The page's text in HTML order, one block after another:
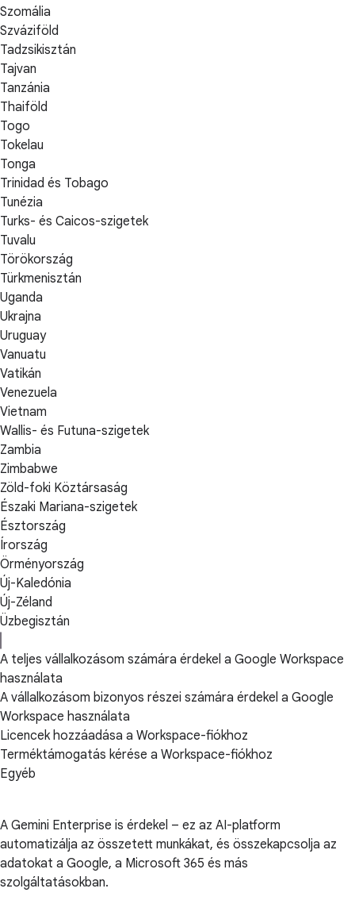
Szomália
Szváziföld
Tadzsikisztán
Tajvan
Tanzánia
Thaiföld
Togo
Tokelau
Tonga
Trinidad és Tobago
Tunézia
Turks- és Caicos-szigetek
Tuvalu
Törökország
Türkmenisztán
Uganda
Ukrajna
Uruguay
Vanuatu
Vatikán
Venezuela
Vietnam
Wallis- és Futuna-szigetek
Zambia
Zimbabwe
Zöld-foki Köztársaság
Északi Mariana-szigetek
Észtország
Írország
Örményország
Új-Kaledónia
Új-Zéland
Üzbegisztán
A teljes vállalkozásom számára érdekel a Google Workspace
használata
A vállalkozásom bizonyos részei számára érdekel a Google
Workspace használata
Licencek hozzáadása a Workspace-fiókhoz
Terméktámogatás kérése a Workspace-fiókhoz
Egyéb
A Gemini Enterprise is érdekel – ez az AI-platform
automatizálja az összetett munkákat, és összekapcsolja az
adatokat a Google, a Microsoft 365 és más
szolgáltatásokban.